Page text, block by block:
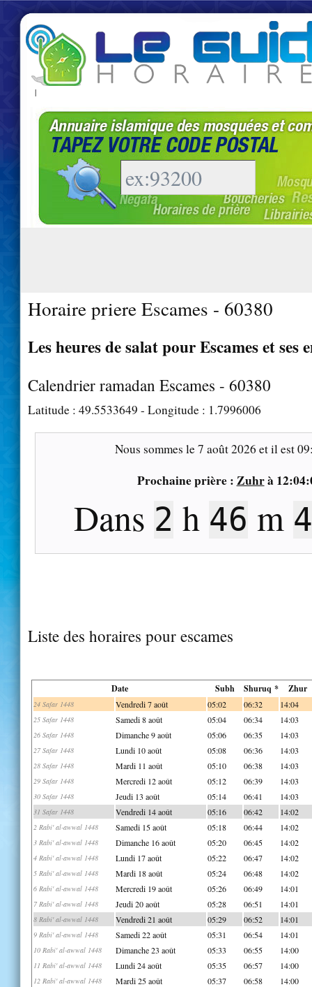
|
Horaire priere Escames - 60380
Les heures de salat pour Escames et ses
Calendrier ramadan Escames - 60380
Latitude : 49.5533649 - Longitude : 1.7996006
Nous sommes le7 août 2026 et il est
Prochaine prière : Zuhrà
Dans 2 h 46 m
Liste des horaires pour escames
Date Subh Shuruq * Zhur
24 Safar 1448 Vendredi 7 août 05:02 06:32 14:04
25 Safar 1448 Samedi 8 août 05:04 06:34 14:03
26 Safar 1448 Dimanche 9 août 05:06 06:35 14:03
27 Safar 1448 Lundi 10 août 05:08 06:36 14:03
28 Safar 1448 Mardi 11 août 05:10 06:38 14:03
29 Safar 1448 Mercredi 12 août 05:12 06:39 14:03
30 Safar 1448 Jeudi 13 août 05:14 06:41 14:03
31 Safar 1448 Vendredi 14 août 05:16 06:42 14:02
2 Rabi' al-awwal 1448 Samedi 15 août 05:18 06:44 14:02
3 Rabi' al-awwal 1448 Dimanche 16 août 05:20 06:45 14:02
4 Rabi' al-awwal 1448 Lundi 17 août 05:22 06:47 14:02
5 Rabi' al-awwal 1448 Mardi 18 août 05:24 06:48 14:02
6 Rabi' al-awwal 1448 Mercredi 19 août 05:26 06:49 14:01
7 Rabi' al-awwal 1448 Jeudi 20 août 05:28 06:51 14:01
8 Rabi' al-awwal 1448 Vendredi 21 août 05:29 06:52 14:01
9 Rabi' al-awwal 1448 Samedi 22 août 05:31 06:54 14:01
10 Rabi' al-awwal 1448 Dimanche 23 août 05:33 06:55 14:00
11 Rabi' al-awwal 1448 Lundi 24 août 05:35 06:57 14:00
12 Rabi' al-awwal 1448 Mardi 25 août 05:37 06:58 14:00